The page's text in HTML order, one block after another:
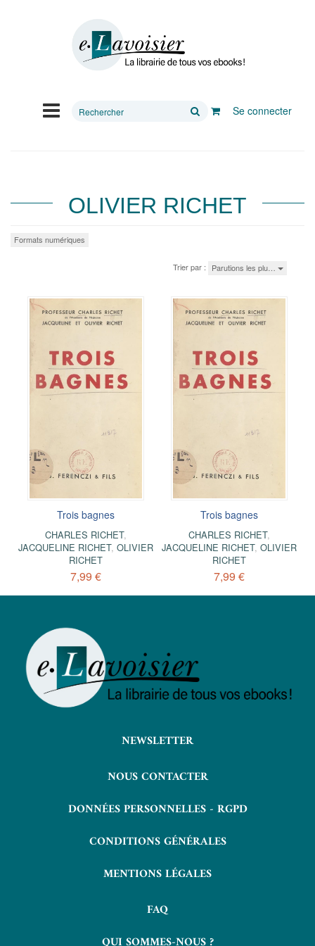
Rechercher
Se connecter
OLIVIER RICHET
Formats numériques
Trier par : Parutions les plu…
Trois bagnes
CHARLES RICHET,
JACQUELINE RICHET, OLIVIER
RICHET
7,99 €
Trois bagnes
CHARLES RICHET,
JACQUELINE RICHET,OLIVIER
RICHET
7,99 €
NEWSLETTER
NOUS CONTACTER
DONNÉES PERSONNELLES - RGPD
CONDITIONS GÉNÉRALES
MENTIONS LÉGALES
FAQ